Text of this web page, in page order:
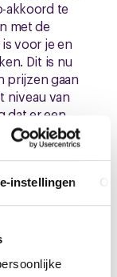
instellingen
akkoord te
met de
voor je en
Dit is nu
prijzen gaan
niveau van
dat er een
om te
moet blijven
kijken of er
is.
helpt dit
de